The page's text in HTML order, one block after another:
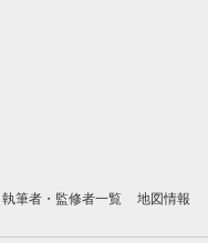
執筆者・監修者一覧 地図情報